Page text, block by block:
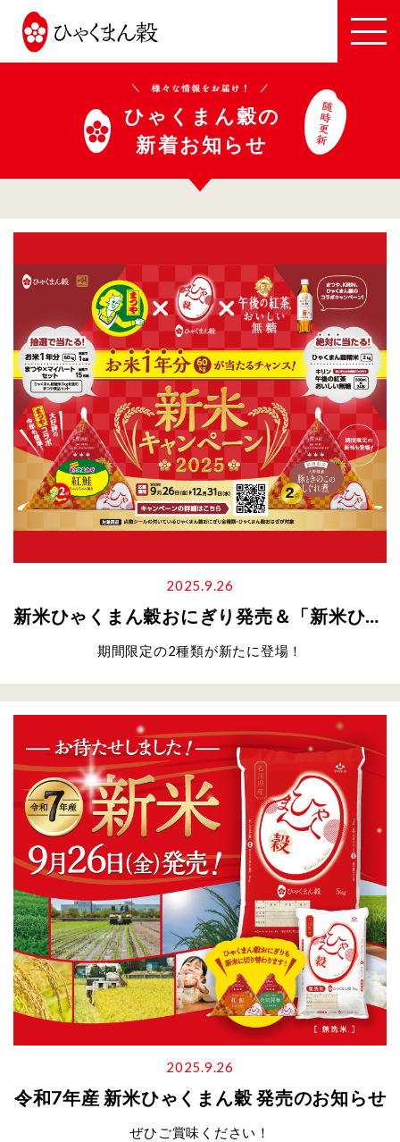
JA
全
農
い
し
か
わ
ひゃくまん穀の
新着お知らせ
2025.9.26
新米ひゃくまん穀おにぎり発売＆「新米ひゃくまん穀キャンペーン」開催のお知らせ
期間限定の2種類が新たに登場！
2025.9.26
令和7年産 新米ひゃくまん穀 発売のお知らせ
ぜひご賞味ください！